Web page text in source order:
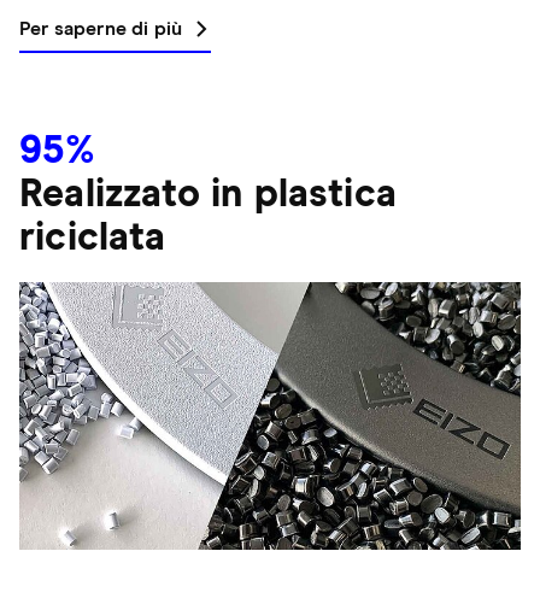
Per saperne di più
95%
Realizzato in plastica
riciclata